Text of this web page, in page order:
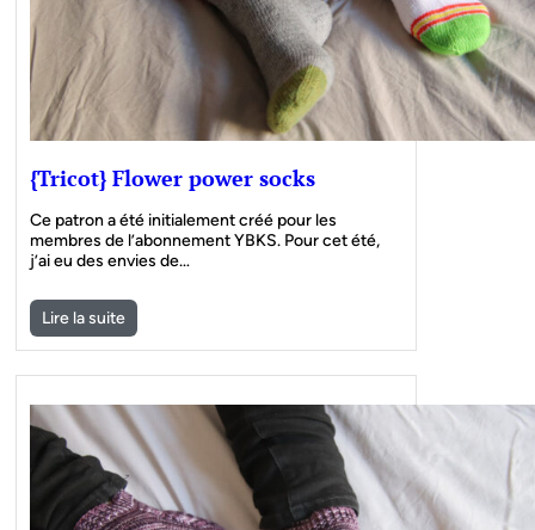
{Tricot} Flower power socks
Ce patron a été initialement créé pour les
membres de l’abonnement YBKS. Pour cet été,
j’ai eu des envies de…
Lire la suite